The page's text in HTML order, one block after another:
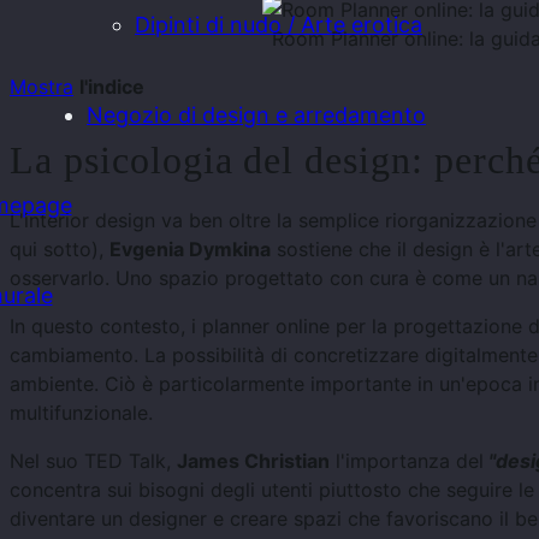
Dipinti di nudo / Arte erotica
Negozio di design e arredamento
Room Planner online: la
Mostra l'indice
La psicologia del design:
L'interior design va ben oltre la semplice
qui sotto), Evgenia Dymkina sostiene che il design è
osservarlo. Uno spazio progettato con cura è come un
In questo contesto, i planner online per la
cambiamento. La possibilità di concretizzare
ambiente. Ciò è particolarmente importante in
multifunzionale.
Nel suo TED Talk, James Christian l'importanza del
concentra sui bisogni degli utenti piuttosto che seguire
diventare un designer e creare spazi che favoriscano il